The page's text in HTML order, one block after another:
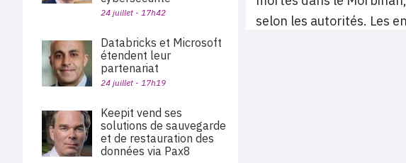
selon les autorités. Les
24 juillet - 17h42
Databricks et Microsoft
étendent leur
partenariat
24 juillet - 17h19
Keepit vend ses
solutions de sauvegarde
et de restauration des
données via Pax8